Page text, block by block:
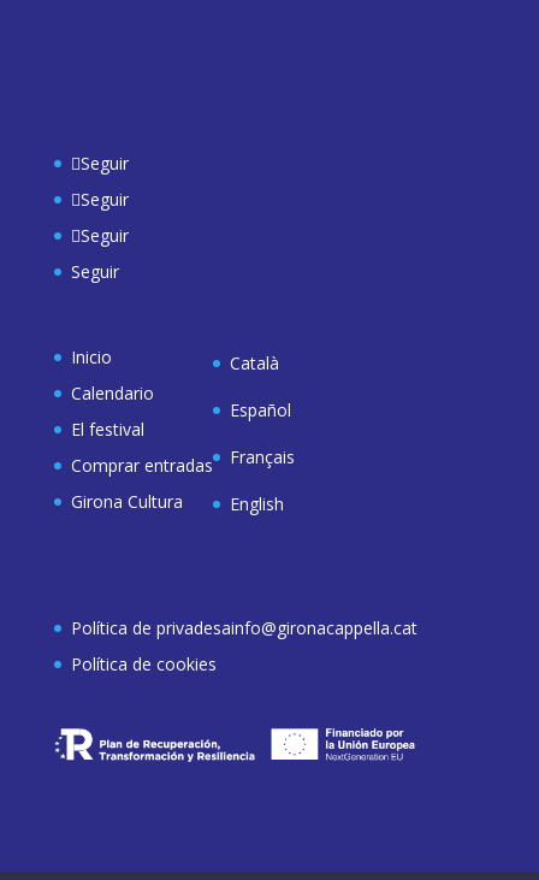
Seguir
Seguir
Seguir
Seguir
Inicio
Calendario
El festival
Comprar entradas
Girona Cultura
Català
Español
Français
English
Política de privadesa
Política de cookies
info@gironacappella.cat